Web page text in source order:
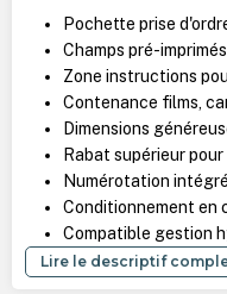
Pochette prise
Champs pré-
Zone instructions
Contenance films,
Dimensions
Rabat supérieur
Numérotation
Conditionnement en
Compatible gestion
Lire le descriptif